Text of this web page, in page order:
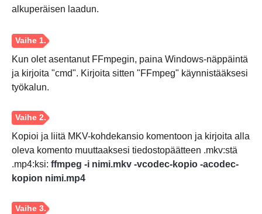
Vaihe 2.
alkuperäisen laadun.
Kun olet asentanut FFmpegin, paina Windows-näppäintä
ja kirjoita "cmd". Kirjoita sitten "FFmpeg" käynnistääksesi
työkalun.
Kopioi ja liitä MKV-kohdekansio komentoon ja kirjoita alla
oleva komento muuttaaksesi tiedostopäätteen .mkv:stä
.mp4:ksi: ffmpeg -i nimi.mkv -vcodec-kopio -acodec-
kopion nimi.mp4